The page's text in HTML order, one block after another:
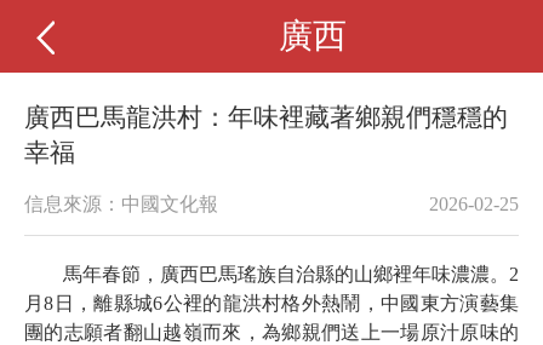
廣西
廣西巴馬龍洪村：年味裡藏著鄉親們穩穩的
幸福
信息來源：中國文化報 2026-02-25
馬年春節，廣西巴馬瑤族自治縣的山鄉裡年味濃濃。2
月8日，離縣城6公裡的龍洪村格外熱鬧，中國東方演藝集
團的志願者翻山越嶺而來，為鄉親們送上一場原汁原味的